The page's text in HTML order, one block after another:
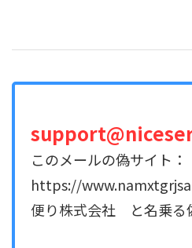
このメールの偽サイト：
https://
便り株式会社 と名乗る